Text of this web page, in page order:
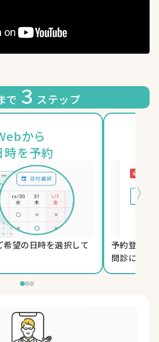
で３ステップ
から
時を予約
希望の日時を選択して
予約登録時
問診に回答
〉